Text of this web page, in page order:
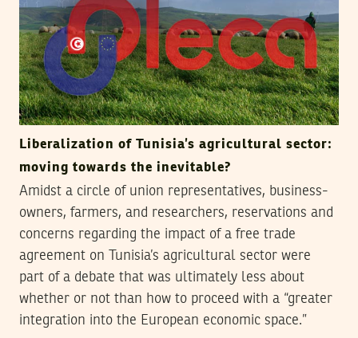
Liberalization of Tunisia’s agricultural sector:
moving towards the inevitable?
Amidst a circle of union representatives, business-
owners, farmers, and researchers, reservations and
concerns regarding the impact of a free trade
agreement on Tunisia’s agricultural sector were
part of a debate that was ultimately less about
whether or not than how to proceed with a “greater
integration into the European economic space.”